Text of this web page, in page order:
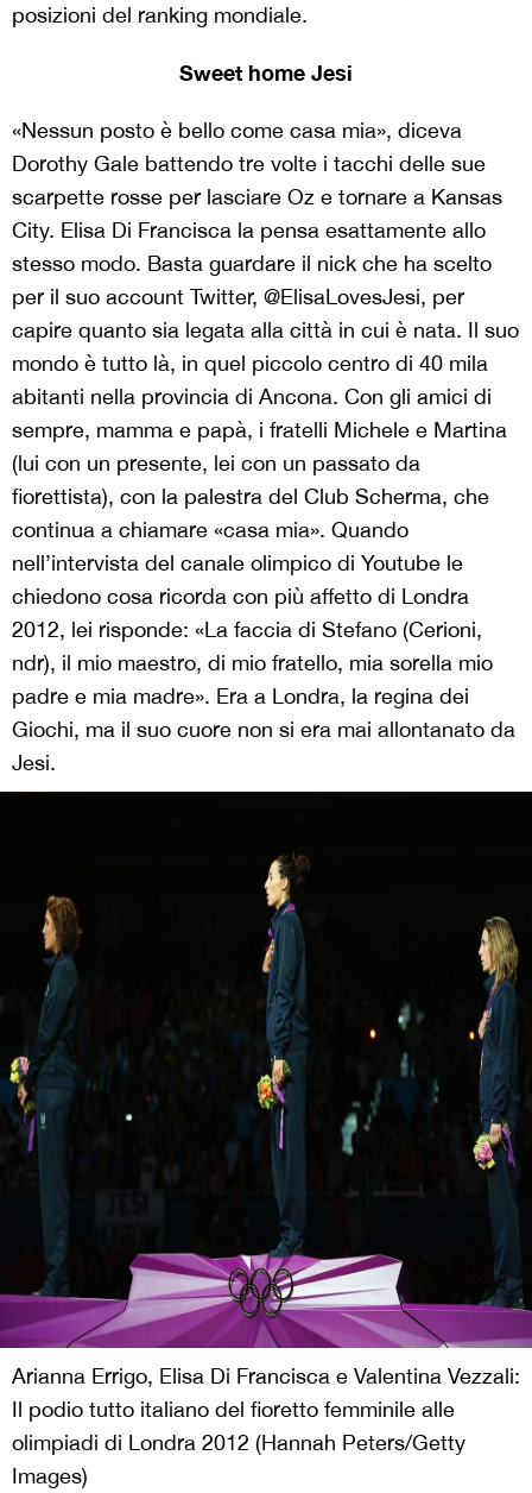
posizioni del ranking mondiale.
Sweet home Jesi
«Nessun posto è bello come casa mia», diceva
Dorothy Gale battendo tre volte i tacchi delle sue
scarpette rosse per lasciare Oz e tornare a Kansas
City. Elisa Di Francisca la pensa esattamente allo
stesso modo. Basta guardare il nick che ha scelto
per il suo account Twitter, @ElisaLovesJesi, per
capire quanto sia legata alla città in cui è nata. Il suo
mondo è tutto là, in quel piccolo centro di 40 mila
abitanti nella provincia di Ancona. Con gli amici di
sempre, mamma e papà, i fratelli Michele e Martina
(lui con un presente, lei con un passato da
fiorettista), con la palestra del Club Scherma, che
continua a chiamare «casa mia». Quando
nell’intervista del canale olimpico di Youtube le
chiedono cosa ricorda con più affetto di Londra
2012, lei risponde: «La faccia di Stefano (Cerioni,
ndr), il mio maestro, di mio fratello, mia sorella mio
padre e mia madre». Era a Londra, la regina dei
Giochi, ma il suo cuore non si era mai allontanato da
Jesi.
Arianna Errigo, Elisa Di Francisca e Valentina Vezzali:
Il podio tutto italiano del fioretto femminile alle
olimpiadi di Londra 2012 (Hannah Peters/Getty
Images)